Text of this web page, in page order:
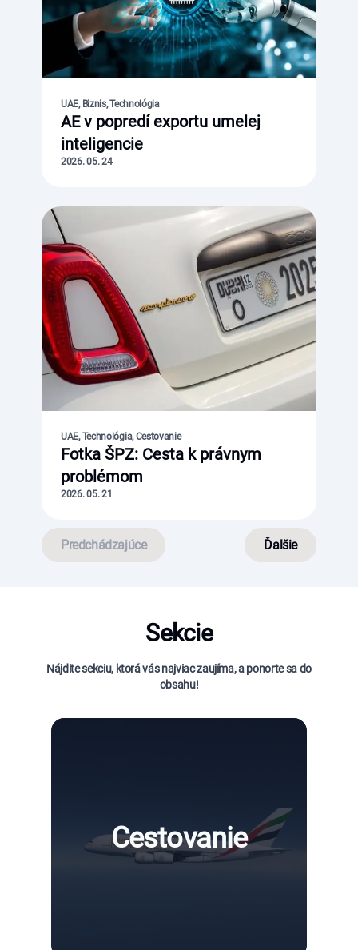
UAE, Biznis, Technológia
AE v popredí exportu umelej
inteligencie
2026. 05. 24
UAE, Technológia, Cestovanie
Fotka ŠPZ: Cesta k právnym
problémom
2026. 05. 21
Predchádzajúce Ďalšie
Sekcie
Nájdite sekciu, ktorá vás najviac zaujíma, a ponorte sa do
obsahu!
Cestovanie